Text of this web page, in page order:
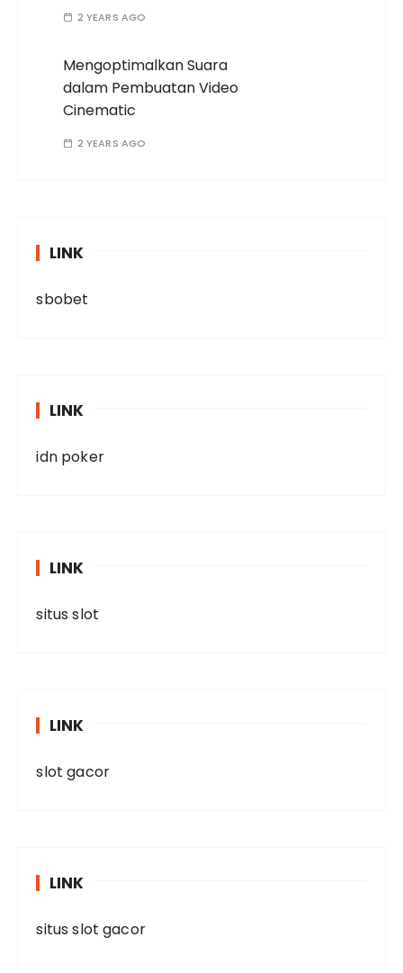
2 YEARS AGO
Mengoptimalkan Suara
dalam Pembuatan Video
Cinematic
2 YEARS AGO
LINK
sbobet
LINK
idn poker
LINK
situs slot
LINK
slot gacor
LINK
situs slot gacor